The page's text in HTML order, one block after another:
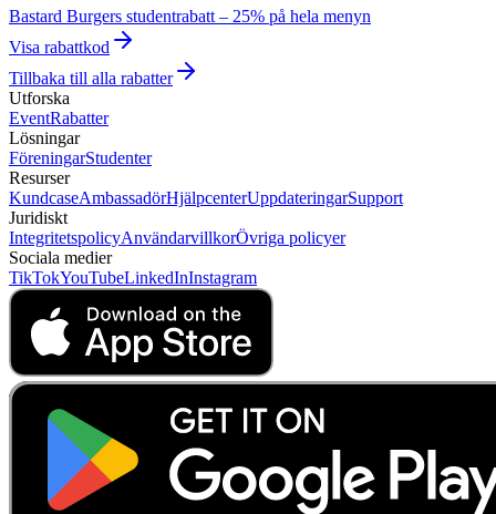
Bastard Burgers studentrabatt – 25% på hela menyn
Visa rabattkod
Tillbaka till alla rabatter
Utforska
EventRabatter
Lösningar
FöreningarStudenter
Resurser
KundcaseAmbassadörHjälpcenterUppdateringarSupport
Juridiskt
IntegritetspolicyAnvändarvillkorÖvriga policyer
Sociala medier
TikTokYouTubeLinkedInInstagram